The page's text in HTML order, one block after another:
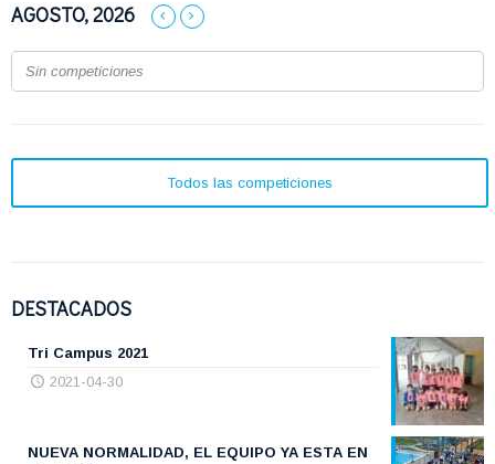
AGOSTO, 2026
Sin competiciones
Todos las competiciones
DESTACADOS
Tri Campus 2021
2021-04-30
NUEVA NORMALIDAD, EL EQUIPO YA ESTA EN